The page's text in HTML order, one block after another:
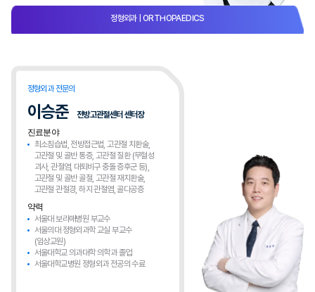
정형외과 | ORTHOPAEDICS​
정형외과 전문의
이승준
전방고관절센터 센터장
진료분야
최소침습법, 전방접근법, 고관절 치환술,
고관절 및 골반 통증, 고관절 질환 (무혈성
괴사, 관절염, 대퇴비구 충돌 증후군 등),
고관절 및 골반 골절, 고관절 재치환술,
고관절 관절경, 하지 관절염, 골다공증
약력
서울대 보라매병원 부교수
서울의대 정형외과학 교실 부교수
(임상교원)
서울대학교 의과대학 의학과 졸업
서울대학교병원 정형외과 전공의 수료